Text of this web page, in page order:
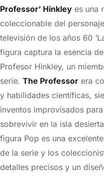
Professor’ Hinkley es una
coleccionable del
televisión de los años 60
figura captura la esencia
Profesor Hinkley, un
serie. The Professor era
y habilidades científicas,
inventos improvisados
sobrevivir en la isla
figura Pop es una
de la serie y los
detalles precisos y un